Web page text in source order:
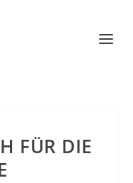
FÜR DIE